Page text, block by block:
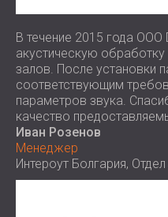
В течение 2015 года ООО
акустическую
залов. После установки
соответствующим
параметров звука.
качество
Иван Розенов
Менеджер
Интероут Болгария,